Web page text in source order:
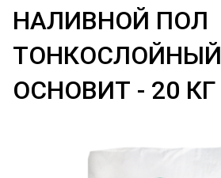
НАЛИВНОЙ ПОЛ
ТОНКОСЛОЙНЫЙ
ОСНОВИТ - 20 КГ